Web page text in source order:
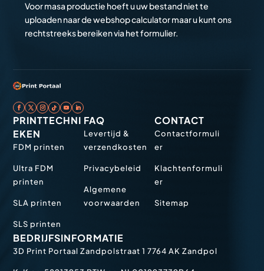
Voor masa productie hoeft u uw bestand niet te
uploaden naar de webshop calculator maar u kunt ons
rechtstreeks bereiken via het formulier.
PRINTTECHNI
EKEN
FDM printen
Ultra FDM
printen
SLA printen
SLS printen
FAQ
Levertijd &
verzendkosten
Privacybeleid
Algemene
voorwaarden
CONTACT
Contactformuli
er
Klachtenformuli
er
Sitemap
BEDRIJFSINFORMATIE
3D Print Portaal Zandpolstraat 1 7764 AK Zandpol